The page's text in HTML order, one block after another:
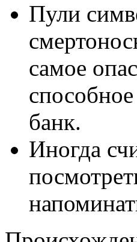
Пули
самое
банк.
Иногда